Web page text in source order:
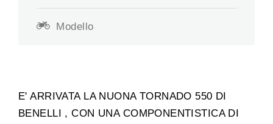
Modello
E' ARRIVATA LA NUONA TORNADO 550 DI
BENELLI , CON UNA COMPONENTISTICA DI